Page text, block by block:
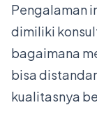
Pengalaman
dimiliki
bagaimana
bisa
kualitasnya